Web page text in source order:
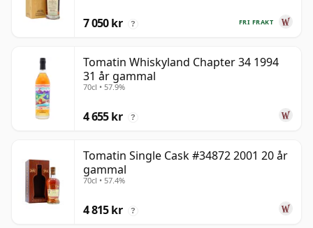
FRI FRAKT
7 050 kr ?
Tomatin Whiskyland Chapter 34 1994
31 år gammal
70cl • 57.9%
4 655 kr ?
Tomatin Single Cask #34872 2001 20 år
gammal
70cl • 57.4%
4 815 kr ?